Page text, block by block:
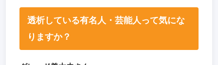
透析している有名人・芸能人って気にな
りますか？